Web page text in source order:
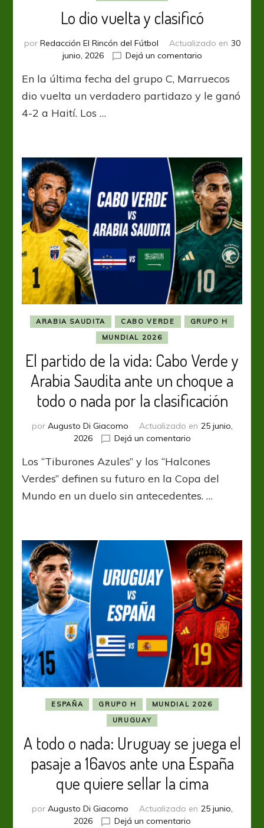
Lo dio vuelta y clasificó
por Redacción El Rincón del Fútbol Actualizado en 30
junio, 2026
Dejá un comentarioen
dio
vuelta
En la última fecha del grupo C, Marruecos
dio vuelta un verdadero partidazo y le ganó
4-2 a Haití. Los …
ARABIA SAUDITA CABO VERDE
GRUPO H
MUNDIAL 2026
El partido de la vida: Cabo Verde y
Arabia Saudita ante un choque a
todo o nada por la clasificación
por Augusto Di Giacomo Actualizado en 25 junio,
2026
Dejá un comentarioen
partido
de
la
vida:
Arabia
Saudita
ante
un
choque
a
todo
o
nada
por
la
clasificación
Los “Tiburones Azules” y los “Halcones
Verdes” definen su futuro en la Copa del
Mundo en un duelo sin antecedentes. …
ESPAÑA GRUPO H
MUNDIAL 2026
URUGUAY
A todo o nada: Uruguay se juega el
pasaje a 16avos ante una España
que quiere sellar la cima
por Augusto Di Giacomo Actualizado en 25 junio,
2026
Dejá un comentarioen